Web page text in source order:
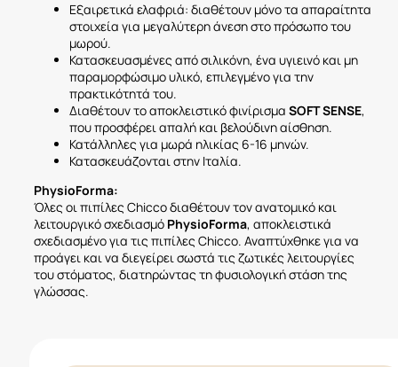
Εξαιρετικά ελαφριά: διαθέτουν μόνο τα απαραίτητα
στοιχεία για μεγαλύτερη άνεση στο πρόσωπο του
μωρού.
Κατασκευασμένες από σιλικόνη, ένα υγιεινό και μη
παραμορφώσιμο υλικό, επιλεγμένο για την
πρακτικότητά του.
Διαθέτουν το αποκλειστικό φινίρισμα SOFT SENSE,
που προσφέρει απαλή και βελούδινη αίσθηση.
Κατάλληλες για μωρά ηλικίας 6-16 μηνών.
Κατασκευάζονται στην Ιταλία.
PhysioForma:
Όλες οι πιπίλες Chicco διαθέτουν τον ανατομικό και
λειτουργικό σχεδιασμό PhysioForma, αποκλειστικά
σχεδιασμένο για τις πιπίλες Chicco. Αναπτύχθηκε για να
προάγει και να διεγείρει σωστά τις ζωτικές λειτουργίες
του στόματος, διατηρώντας τη φυσιολογική στάση της
γλώσσας.